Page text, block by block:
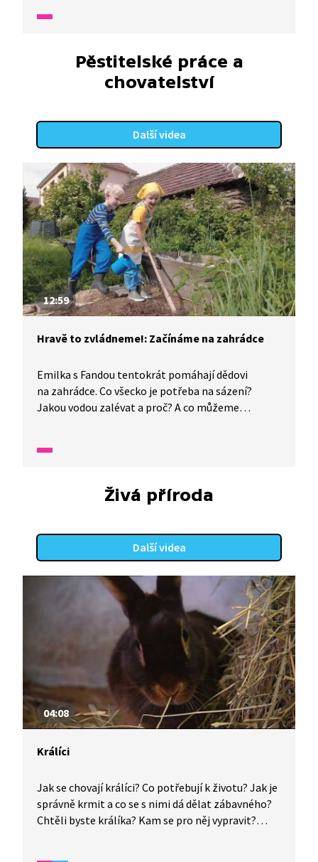
pomoci? Můžete a budou dokonce moc rády.
Pěstitelské práce a
chovatelství
Další videa
12:59
Hravě to zvládneme!: Začínáme na zahrádce
Emilka s Fandou tentokrát pomáhají dědovi
na zahrádce. Co všecko je potřeba na sázení?
Jakou vodou zalévat a proč? A co můžeme
najdete v dnešním příběhu Emilky a Fandy.
Živá příroda
Další videa
04:08
Králíci
Jak se chovají králíci? Co potřebují k životu? Jak je
správně krmit a co se s nimi dá dělat zábavného?
Chtěli byste králíka? Kam se pro něj vypravit?